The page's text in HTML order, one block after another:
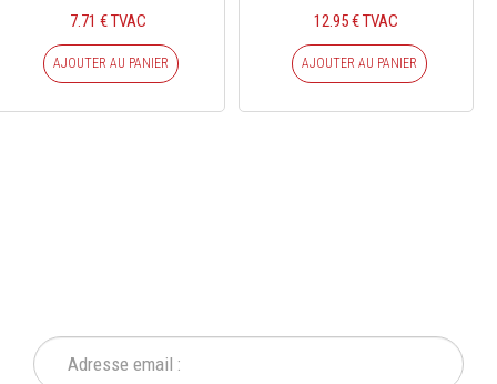
7.71 € TVAC
AJOUTER AU PANIER
12.95 € TVAC
AJOUTER AU PANIER